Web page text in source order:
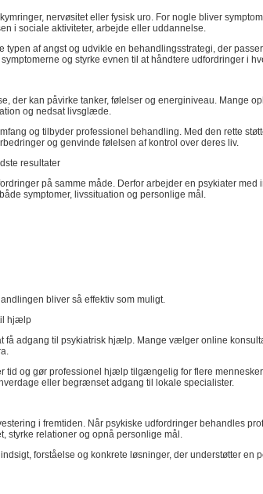
nervøsitet eller fysisk uro. For nogle bliver
i sociale aktiviteter, arbejde eller uddannelse.
af angst og udvikle en behandlingsstrategi, der
og styrke evnen til at håndtere udfordringer i
der kan påvirke tanker, følelser og energiniveau. Mange
og nedsat livsglæde.
og tilbyder professionel behandling. Med den rette
og genvinde følelsen af kontrol over deres liv.
resultater
på samme måde. Derfor arbejder en psykiater med
symptomer, livssituation og personlige mål.
bliver så effektiv som muligt.
hjælp
få adgang til psykiatrisk hjælp. Mange vælger online
tid og gør professionel hjælp tilgængelig for flere
eller begrænset adgang til lokale specialister.
i fremtiden. Når psykiske udfordringer behandles
styrke relationer og opnå personlige mål.
forståelse og konkrete løsninger, der understøtter en